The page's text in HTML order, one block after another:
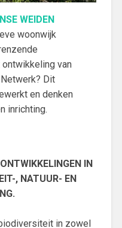
WEIDEN
woonwijk
van
Dit
en denken
inrichting.
IN
, NATUUR- EN
in zowel